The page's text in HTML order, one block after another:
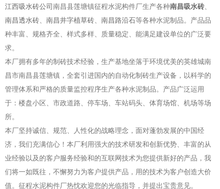
江西吸水砖公司南昌县莲塘镇征程水泥构件厂生产各种南昌吸水砖
南昌透水砖
南昌井字植草砖 南昌路沿石等各种水泥制品。产品品
种丰富、规格齐全、样式多样、质量稳定、能满足建设单位的广泛要
求。
本厂拥有多年的制砖技术经验，生产基地坐落于环境优美的英雄城南
昌市南昌县莲塘镇，全套引进国内的自动化制砖生产设备，以科学的
管理体系和严格的质量监控程序生产各种水泥制品。产品广泛运用
于：楼盘小区、市政道路、停车场、车站码头、体育场馆、机场等场
所。
本厂坚持诚信、规范、人性化的战略理念，面对蓬勃发展的中国经
济，我们充满信心！本厂利用强大的技术研发和创新优势、丰富的从
业经验以及的客户服务经验和的互联网技术为您提供新好的产品，我
们将一如既往，不懈努力为客户提供产品，用的技术为客户创造大价
值。征程水泥构件厂热忱欢迎您的光临指导，并提出宝贵意见。